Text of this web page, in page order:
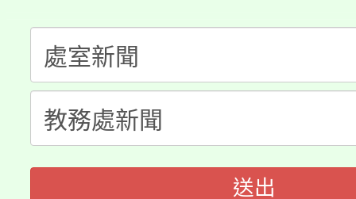
生本土語及新住民語歌
代理(課)教師甄選結果(
公告本校115學年度第
代理(課)教師甄選結果(
轉知中國文化大學推廣
《TA101》溝通分析基
程，歡迎學生輔導中心
送出